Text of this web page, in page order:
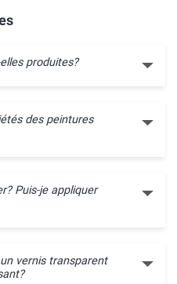
produites?
des peintures
Puis-je appliquer
vernis transparent